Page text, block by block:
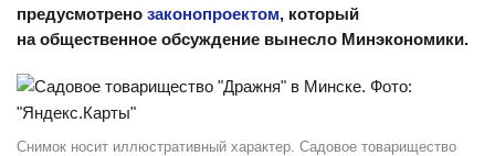
предусмотрено законопроектом, который
на общественное обсуждение вынесло Минэкономики.
Снимок носит иллюстративный характер. Садовое товарищество